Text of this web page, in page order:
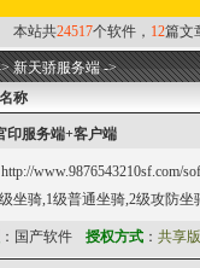
本站共24517个软件， 12篇文
新天骄服务端->
称
印服务端+客户端
www.9876543210sf.com/
坐骑,1级普通坐骑,2级攻防
：国产软件 授权方式： 共享版